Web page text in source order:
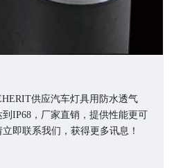
供应汽车灯具用防水透气
IP68，厂家直销，提供性能更可
即联系我们，获得更多讯息！